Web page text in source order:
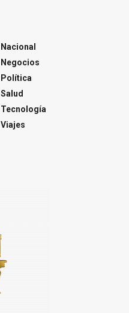
Nacional
Negocios
Política
Salud
Tecnología
Viajes